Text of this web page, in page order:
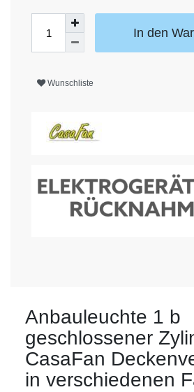
In den
Wunschliste
Anbauleuchte 1 b
geschlossener
CasaFan
in verschiedenen